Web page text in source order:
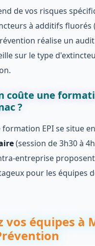
de vos risques
à additifs fluorés
réalise un
sur le type
coûte une
?
EPI se situe
(session de 3h30 à
entreprise
pour les équipes
vos équipes à